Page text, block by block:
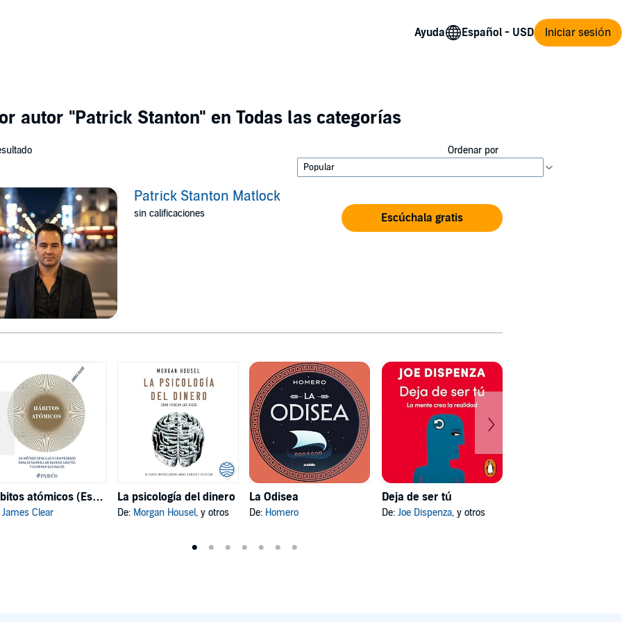
Ayuda Iniciar sesión
autor "Patrick Stanton" en Todas las categorías
Ordenar por
Patrick Stanton Matlock
sin calificaciones Escúchala gratis
Hábitos atómicos (Español neutro)
James Clear
La psicología del dinero
De: Morgan Housel, y otros
La Odisea
De: Homero
Deja de ser tú
De: Joe Dispenza, y otros